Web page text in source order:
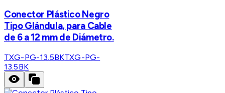
Conector Plástico Negro
Tipo Glándula, para Cable
de 6 a 12 mm de Diámetro.
TXG-PG-13.5BKTXG-PG-
13.5BK